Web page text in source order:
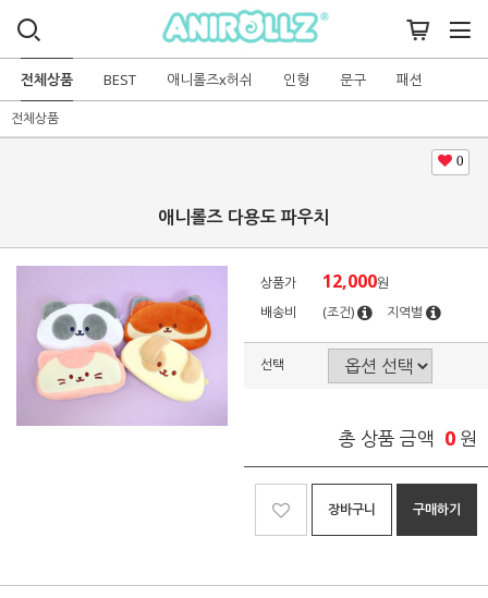
전체상품 BEST 애니롤즈x허쉬 인형 문구 패션
전체상품
0
애니롤즈 다용도 파우치
상품가 12,000원
배송비
(조건) 지역별
선택
총 상품 금액 0 원
장바구니 구매하기